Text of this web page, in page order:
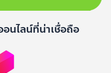
นไลน์ที่น่าเชื่อถือ